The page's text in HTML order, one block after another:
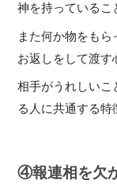
神を持っているこ
また何か物をも
お返しをして渡す
相手がうれしいこ
る人に共通する特
④報連相を欠